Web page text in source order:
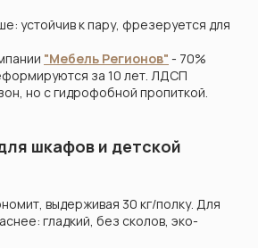
устойчив к пару, фрезеруется для
"Мебель Регионов" - 70%
за 10 лет. ЛДСП
но с гидрофобной пропиткой.
шкафов и детской
выдерживая 30 кг/полку. Для
гладкий, без сколов, эко-